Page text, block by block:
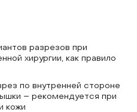
разрезов при
хирургии, как правило
по внутренней стороне
– рекомендуется при
кожи